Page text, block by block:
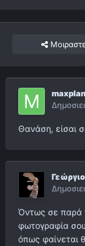
Θανάση,
Όντως σε παρά
φωτογραφία
όπως φαίνεται